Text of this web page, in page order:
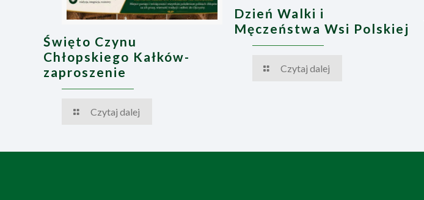
Święto Czynu
Chłopskiego Kałków-
zaproszenie
Czytaj dalej
Dzień Walki i
Męczeństwa Wsi Polskiej
Czytaj dalej